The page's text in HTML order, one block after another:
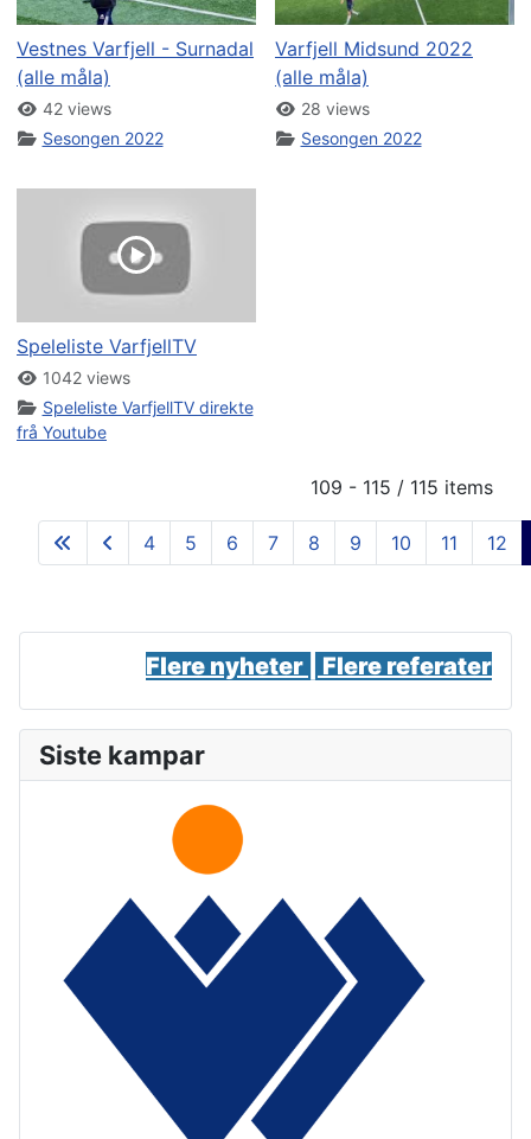
Vestnes Varfjell - Surnadal
(alle måla)
42 views
Sesongen 2022
Varfjell Midsund 2022
(alle måla)
28 views
Sesongen 2022
Speleliste VarfjellTV
1042 views
Speleliste VarfjellTV direkte
frå Youtube
109 - 115 / 115 items
4 5 6 7 8 9 10 11 12
Flere nyheter | Flere referater
Siste kampar